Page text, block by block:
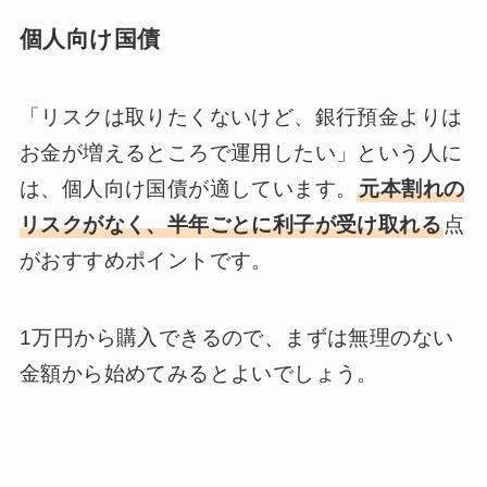
個人向け国債
「リスクは取りたくないけど、銀行預金よりは
お金が増えるところで運用したい」という人に
は、個人向け国債が適しています。元本割れの
リスクがなく、半年ごとに利子が受け取れる点
がおすすめポイントです。
1万円から購入できるので、まずは無理のない
金額から始めてみるとよいでしょう。